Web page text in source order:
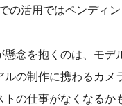
の活用ではペンディ
念を抱くのは、モデ
ルの制作に携わるカメ
トの仕事がなくなるか